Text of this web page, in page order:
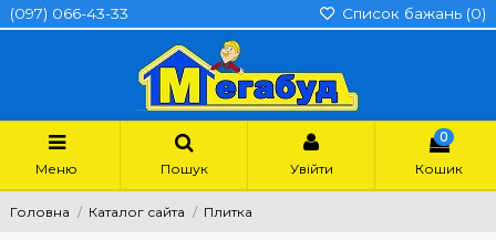
(097) 066-43-33 Список бажань (0)
Меню Пошук Увійти
0
Кошик
Головна Каталог сайта Плитка